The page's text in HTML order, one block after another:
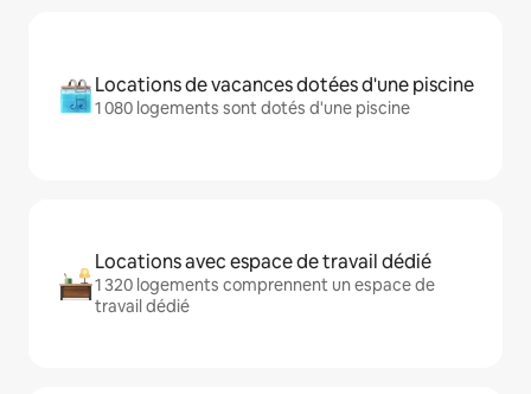
Locations de vacances dotées d'une piscine
1 080 logements sont dotés d'une piscine
Locations avec espace de travail dédié
1 320 logements comprennent un espace de
travail dédié